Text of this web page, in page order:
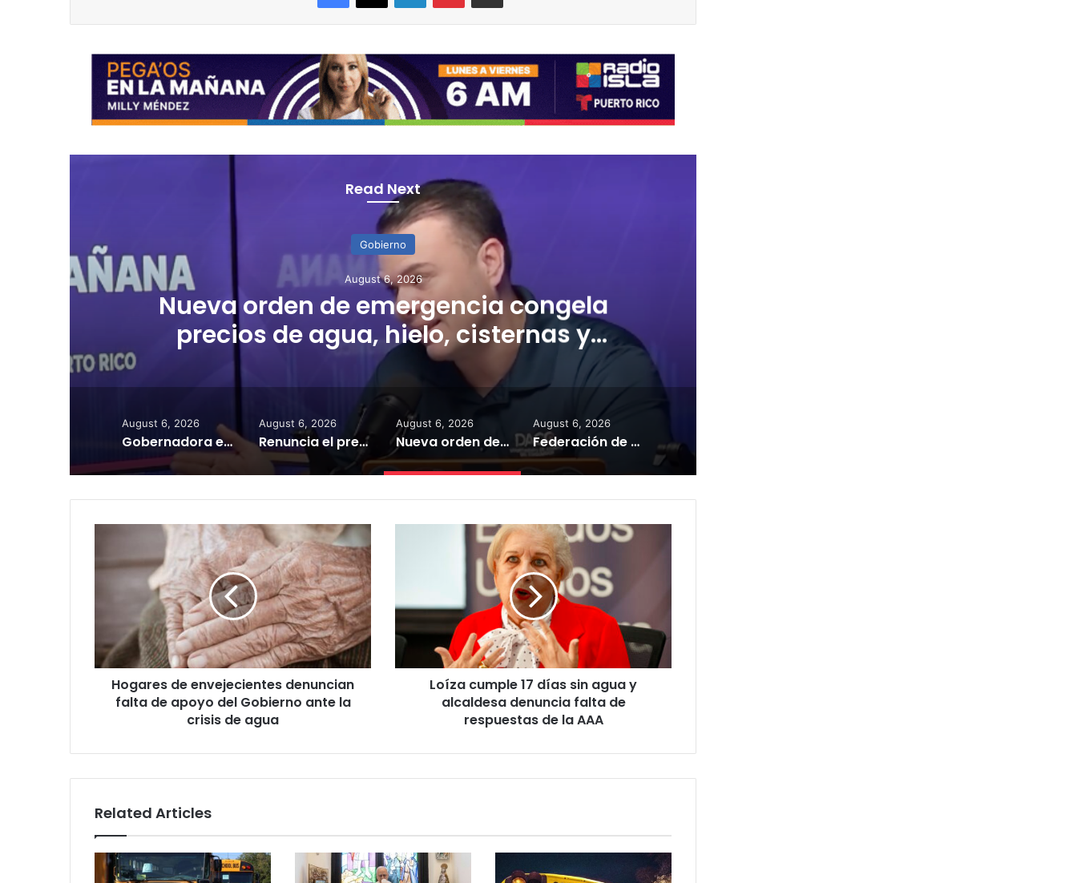
Read Next
Gobierno
August 6, 2026
Federación de Maestros denuncia que
Educación incumplió con el suministro
de agua a escuelas
August 6, 2026
Gobernadora envía al Senado nombramiento de la designada secretaria de Corrección
August 6, 2026
Renuncia el presidente de la Junta de Gobierno de la AAA
August 6, 2026
Nueva orden de emergencia congela precios de agua, hielo, cisternas y acarreo
August 6, 2026
Federación de Maestros denuncia que Educación incumplió con el suministro de agua a escuelas
envejecientes
del
Gobierno
ante
agua
Hogares de envejecientes denuncian
falta de apoyo del Gobierno ante la
crisis de agua
y
alcaldesa
denuncia
la
Loíza cumple 17 días sin agua y
alcaldesa denuncia falta de
respuestas de la AAA
Related Articles